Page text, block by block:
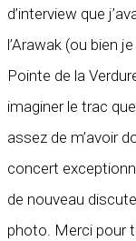
d’interview que
l’Arawak (ou bien
Pointe de la
imaginer le trac
assez de m’avoir
concert
de nouveau
photo. Merci pour